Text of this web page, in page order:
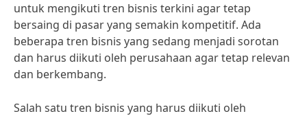
untuk mengikuti tren bisnis terkini agar tetap
bersaing di pasar yang semakin kompetitif. Ada
beberapa tren bisnis yang sedang menjadi sorotan
dan harus diikuti oleh perusahaan agar tetap relevan
dan berkembang.
Salah satu tren bisnis yang harus diikuti oleh